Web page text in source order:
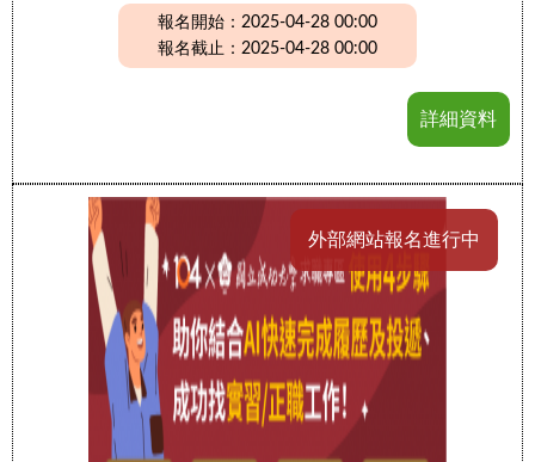
報名開始：2025-04-28 00:00
報名截止：2025-04-28 00:00
詳細資料
外部網站報名進行中